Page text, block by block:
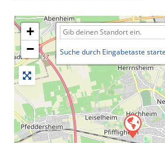
+
−
Suche durch Eingabetaste